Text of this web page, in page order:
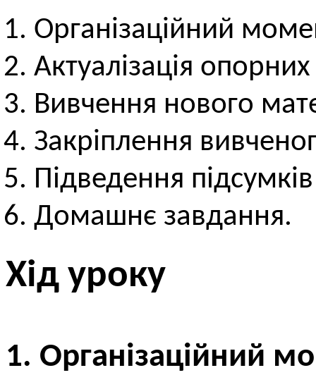
Організаційний
Актуалізація
Вивчення нового
Закріплення
Підведення
Домашнє завдання.
Хід уроку
1. Організаційний